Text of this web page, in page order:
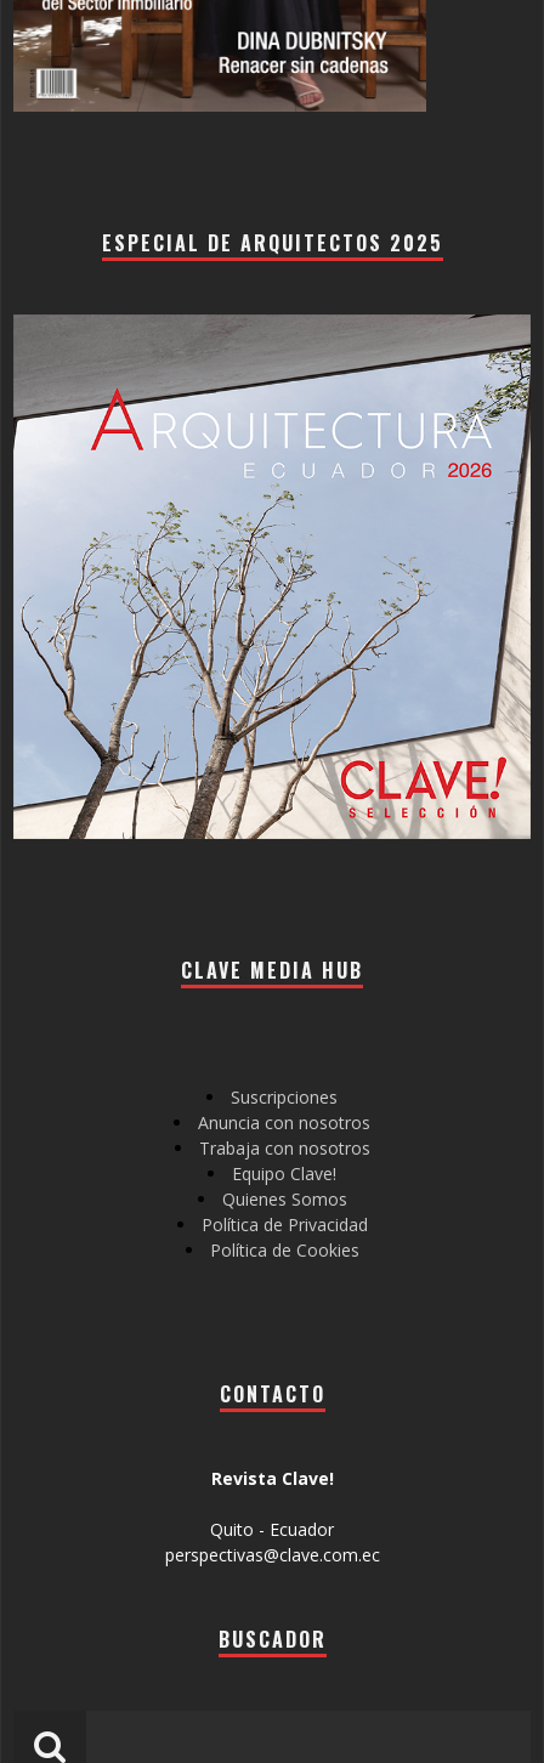
ESPECIAL DE ARQUITECTOS 2025
CLAVE MEDIA HUB
Suscripciones
Anuncia con nosotros
Trabaja con nosotros
Equipo Clave!
Quienes Somos
Política de Privacidad
Política de Cookies
CONTACTO
Revista Clave!
Quito - Ecuador
perspectivas@clave.com.ec
BUSCADOR